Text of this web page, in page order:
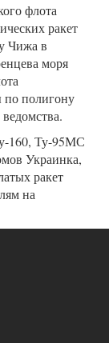
флота
ракет
Чижа в
моря
по полигону
160, Ту-95МС
Украинка,
ракет
на